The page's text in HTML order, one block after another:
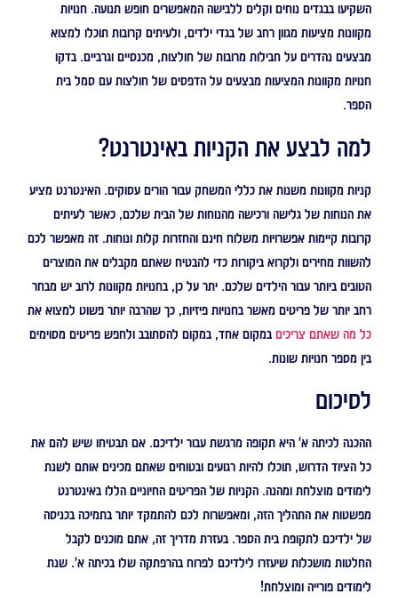
השקיעו בבגדים נוחים וקלים ללבישה המאפשרים חופש תנועה. חנויות
מקוונות מציעות מגוון רחב של בגדי ילדים, ולעיתים קרובות תוכלו למצוא
מבצעים נהדרים על חבילות מרובות של חולצות, מכנסיים וגרביים. בדקו
חנויות מקוונות המציעות מבצעים על הדפסים של חולצות עם סמל בית
הספר.
למה לבצע את הקניות באינטרנט?
קניות מקוונות משנות את כללי המשחק עבור הורים עסוקים. האינטרנט מציע
את הנוחות של גלישה ורכישה מהנוחות של הבית שלכם, כאשר לעיתים
קרובות קיימות אפשרויות משלוח חינם והחזרות קלות ונוחות. זה מאפשר לכם
להשוות מחירים ולקרוא ביקורות כדי להבטיח שאתם מקבלים את המוצרים
הטובים ביותר עבור הילדים שלכם. יתר על כן, בחנויות מקוונות לרוב יש מבחר
רחב יותר של פריטים מאשר בחנויות פיזיות, כך שהרבה יותר פשוט למצוא את
כל מה שאתם צריכים במקום אחד, במקום להסתובב ולחפש פריטים מסוימים
בין מספר חנויות שונות.
לסיכום
ההכנה לכיתה א' היא תקופה מרגשת עבור ילדיכם. אם תבטיחו שיש להם את
כל הציוד הדרוש, תוכלו להיות רגועים ובטוחים שאתם מכינים אותם לשנת
לימודים מוצלחת ומהנה. הקניות של הפריטים החיוניים הללו באינטרנט
מפשטות את התהליך הזה, ומאפשרות לכם להתמקד יותר בתמיכה בכניסה
של ילדיכם לתקופת בית הספר. בעזרת מדריך זה, אתם מוכנים לקבל
החלטות מושכלות שיעזרו לילדיכם לפרוח בהרפתקה שלו בכיתה א'. שנת
לימודים פורייה ומוצלחת!